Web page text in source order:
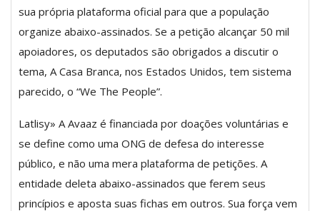
sua própria plataforma oficial para que a população
organize abaixo-assinados. Se a petição alcançar 50 mil
apoiadores, os deputados são obrigados a discutir o
tema, A Casa Branca, nos Estados Unidos, tem sistema
parecido, o “We The People”.
Latlisy» A Avaaz é financiada por doações voluntárias e
se define como uma ONG de defesa do interesse
público, e não uma mera plataforma de petições. A
entidade deleta abaixo-assinados que ferem seus
princípios e aposta suas fichas em outros. Sua força vem